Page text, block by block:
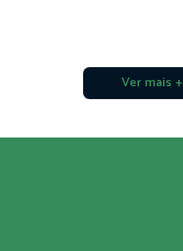
Ver mais +